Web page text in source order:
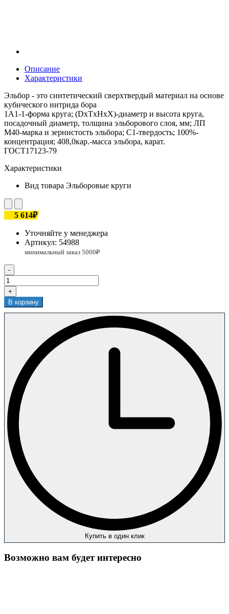
Описание
Характеристики
Эльбор - это синтетический сверхтвердый материал на основе
кубического нитрида бора
1А1-1-форма круга; (DxTxHxX)-диаметр и высота круга,
посадочный диаметр, толщина эльборового слоя, мм; ЛП
М40-марка и зернистость эльбора; С1-твердость; 100%-
концентрация; 408,0кар.-масса эльбора, карат.
ГОСТ17123-79
Характеристики
Вид товара Эльборовые круги
5 614₽
Уточняйте у менеджера
Артикул: 54988
-
+
В корзину
Купить в один клик
Возможно вам будет интересно